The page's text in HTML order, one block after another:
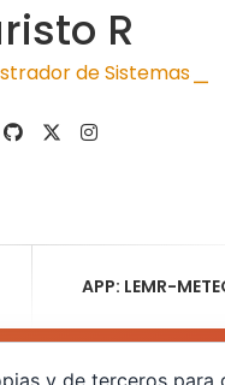
R
de Sistemas |
APP: LEMR-
y de terceros para